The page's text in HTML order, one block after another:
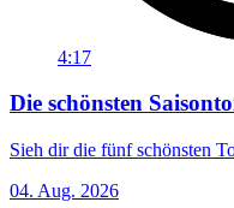
4:17
Die schönsten
Sieh dir die fünf schönsten
04. Aug. 2026